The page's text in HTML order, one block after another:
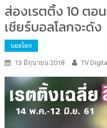
ส่องเรตติ้ง 10 ตอ
เชียร์บอลโลกจะดัง
บอลโลก
13 มิถุนายน 2018 TV